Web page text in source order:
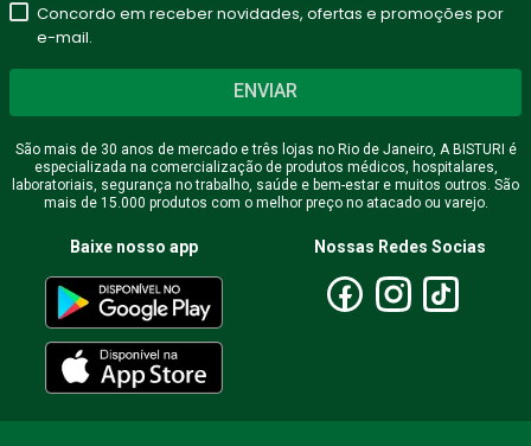
Concordo em receber novidades, ofertas e promoções por
e-mail.
ENVIAR
São mais de 30 anos de mercado e três lojas no Rio de Janeiro, A BISTURI é
especializada na comercialização de produtos médicos, hospitalares,
laboratoriais, segurança no trabalho, saúde e bem-estar e muitos outros. São
mais de 15.000 produtos com o melhor preço no atacado ou varejo.
Baixe nosso app Nossas Redes Socias